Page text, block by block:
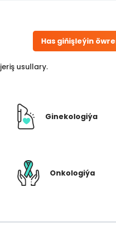
Has giňişleýin
usullary.
Ginekologiýa
Onkologiýa